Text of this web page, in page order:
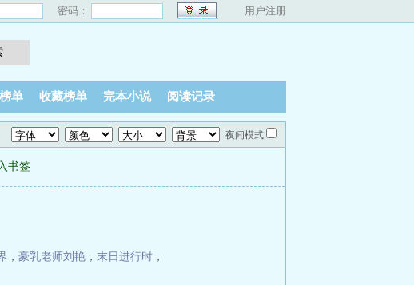
密码： 用户注册
单 收藏榜单 完本小说 阅读记录
夜间模式
书签
， 豪乳老师刘艳 ， 末日进行时 ，